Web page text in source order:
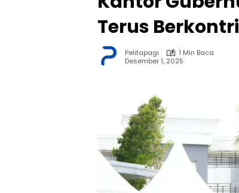
Terus
Pelitapagi
1 Min Baca
Desember 1, 2025